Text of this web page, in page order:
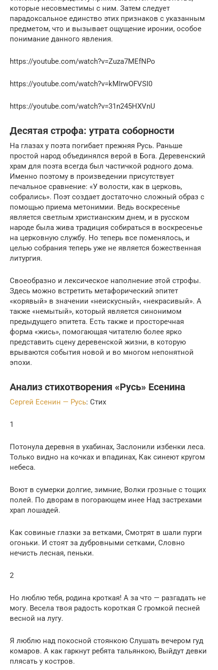
которые несовместимы с ним. Затем следует
парадоксальное единство этих признаков с указанным
предметом, что и вызывает ощущение иронии, особое
понимание данного явления.
https://youtube.com/watch?v=Zuza7MEfNPo
https://youtube.com/watch?v=kMIrwOFVSI0
https://youtube.com/watch?v=31n245HXVnU
Десятая строфа: утрата соборности
На глазах у поэта погибает прежняя Русь. Раньше
простой народ объединялся верой в Бога. Деревенский
храм для поэта всегда был частичкой родного дома.
Именно поэтому в произведении присутствует
печальное сравнение: «У волости, как в церковь,
собрались». Поэт создает достаточно сложный образ с
помощью приема метонимии. Ведь воскресенье
является светлым христианским днем, и в русском
народе была жива традиция собираться в воскресенье
на церковную службу. Но теперь все поменялось, и
целью собрания теперь уже не является божественная
литургия.
Своеобразно и лексическое наполнение этой строфы.
Здесь можно встретить метафорический эпитет
«корявый» в значении «неискусный», «некрасивый». А
также «немытый», который является синонимом
предыдущего эпитета. Есть также и просторечная
форма «жись», помогающая читателю более ярко
представить сцену деревенской жизни, в которую
врываются события новой и во многом непонятной
эпохи.
Анализ стихотворения «Русь» Есенина
Сергей Есенин — Русь: Стих
1
Потонула деревня в ухабинах, Заслонили избенки леса.
Только видно на кочках и впадинах, Как синеют кругом
небеса.
Воют в сумерки долгие, зимние, Волки грозные с тощих
полей. По дворам в погорающем инее Над застрехами
храп лошадей.
Как совиные глазки за ветками, Смотрят в шали пурги
огоньки. И стоят за дубровными сетками, Словно
нечисть лесная, пеньки.
2
Но люблю тебя, родина кроткая! А за что — разгадать не
могу. Весела твоя радость короткая С громкой песней
весной на лугу.
Я люблю над покосной стоянкою Слушать вечером гуд
комаров. А как гаркнут ребята тальянкою, Выйдут девки
плясать у костров.